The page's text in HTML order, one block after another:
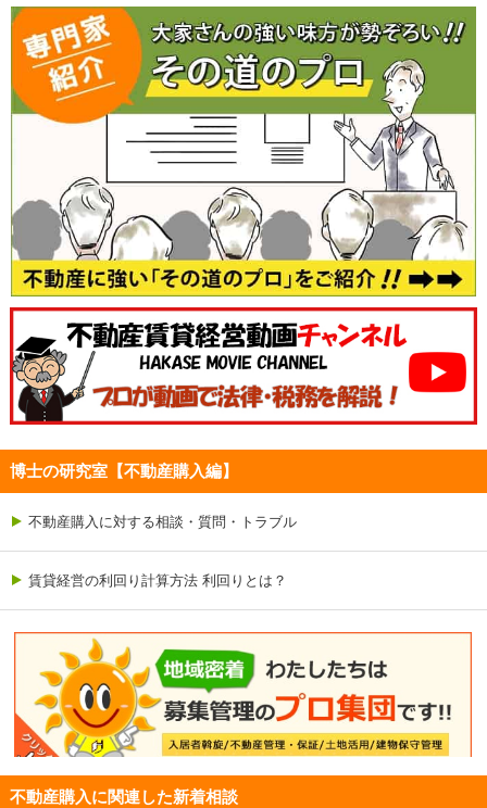
博士の研究室【不動産購入編】
不動産購入に対する相談・質問・トラブル
賃貸経営の利回り計算方法 利回りとは？
不動産購入に関連した新着相談